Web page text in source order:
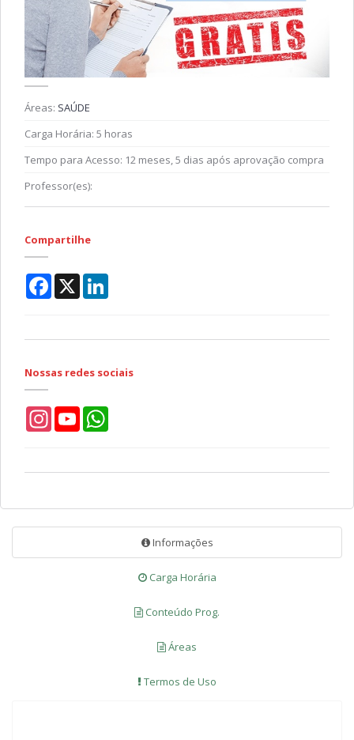
Áreas: SAÚDE
Carga Horária: 5 horas
Tempo para Acesso: 12 meses, 5 dias após aprovação compra
Professor(es):
Compartilhe
Facebook
X
Nossas redes sociais
InstagramYouTube
Informações
Carga Horária
Conteúdo Prog.
Áreas
Termos de Uso